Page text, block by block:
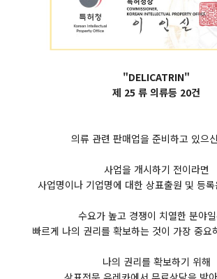
"DELICATRIN"
제 25 류 의류등 20건
의류 관련 판매업을 준비하고 있으
​사업을 개시하기 전이라면
사업명이나 기업명에 대한 상표출원 및 등
수요가 높고 경쟁이 치열한 분야
빠르게 나의 권리를 확보하는 것이 가장 중요
​나의 권리를 확보하기 위해​​